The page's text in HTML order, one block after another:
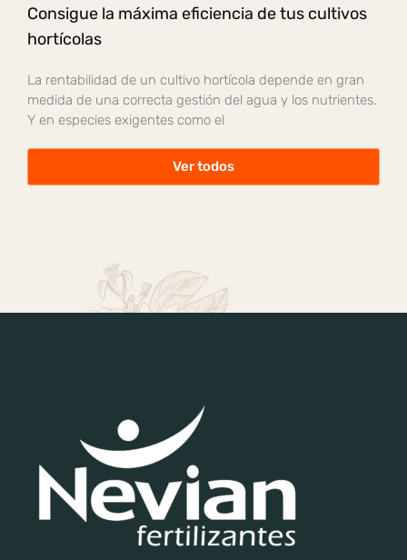
Consigue la máxima eficiencia de tus cultivos
hortícolas
La rentabilidad de un cultivo hortícola depende en gran
medida de una correcta gestión del agua y los nutrientes.
Y en especies exigentes como el
Ver todos